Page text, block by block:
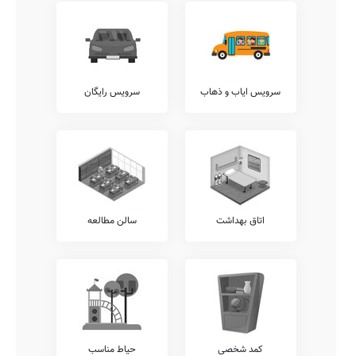
آزمایشگاه های فیزیک، زیست شناسی، شیمی، ریاضی، علوم، و... باعث
افزایش ضریب درک دروس توسط دانش آموزان می گردد.
وجود آکادمی های زبان متمایز از واحدهای درسی مصوب آموزش پرورش،
امکانات جانبی
اغلب مدارس کشور در کنار خدمات آموزشی مرسوم، خدمات دیگری را نیز
در راستای تقویت توان علمی و ایجاد روحیه نشاط و تعالی در دانش آموزان
نظیر خدمات برگزاری کارگاه های مشاوره ایِ خانواده، سامانه برگزاری
کلاس های آنلاین آموزشی، سامانه ارتباط آنلاین مدرسه با دانش آموز،
تحصیلی با اولیاء، امکان امانت گذاری تبلت یا موبایل قبل از شروع کلاس،
برگزاری کارگاه های ارتقای عملکرد کادر آموزشی، نگهداری کیف و کتاب
دانش آموزان (کیف در مدرسه)، و... قابل ارائه می باشند.
شما می توانید جهت کسب اطلاع دقیق از وجود یا عدم وجود این خدمات با
مدیریت دبستان شاهد، ارتباط مستقیم برقرار نمایید.
سرویس ایاب و ذهاب سرویس رایگان
اتاق بهداشت سالن مطالعه
کمد شخصی حیاط مناسب